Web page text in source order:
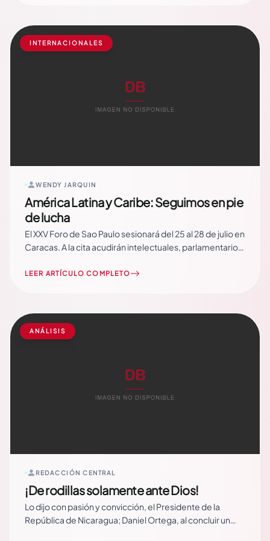
INTERNACIONALES
WENDY JARQUIN
América Latina y Caribe: Seguimos en pie
de lucha
El XXV Foro de Sao Paulo sesionará del 25 al 28 de julio en
Caracas. A la cita acudirán intelectuales, parlamentarios,
organizaciones y movimientos sociales de todo el
este… Read More
LEER ARTÍCULO COMPLETO
ANÁLISIS
REDACCIÓN CENTRAL
¡De rodillas solamente ante Dios!
Lo dijo con pasión y convicción, el Presidente de la
República de Nicaragua; Daniel Ortega, al concluir un